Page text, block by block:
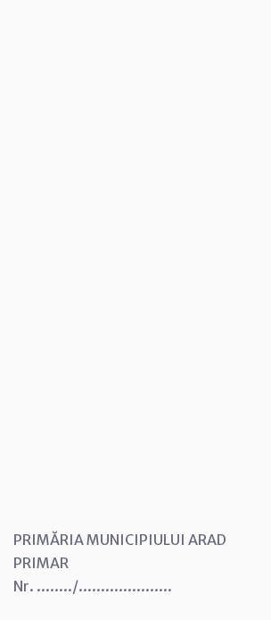
PRIMĂRIA MUNICIPIULUI ARAD
PRIMAR
Nr. ......../.....................